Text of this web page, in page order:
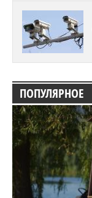
ПОПУЛЯРНОЕ